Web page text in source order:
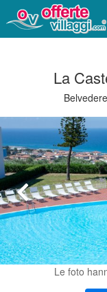
La
Le foto